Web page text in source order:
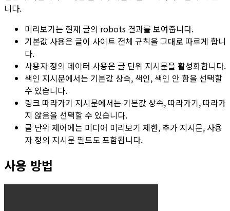
니다.
미리보기는 현재 글의 robots 결과를 보여줍니다.
기본값 사용은 글이 사이트 전체 규칙을 그대로 따르게 합니
다.
사용자 정의 데이터 사용은 글 단위 지시문을 활성화합니다.
색인 지시문에서는 기본값 상속, 색인, 색인 안 함을 선택할
수 있습니다.
링크 따라가기 지시문에서는 기본값 상속, 따라가기, 따라가
지 않음을 선택할 수 있습니다.
글 단위 제어에는 미디어 미리보기 제한, 추가 지시문, 사용
자 정의 지시문 필드도 포함됩니다.
사용 방법